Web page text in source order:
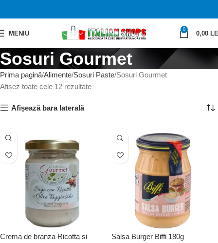
MENIU
0
0,00
Sosuri Gourmet
Prima pagină Alimente Sosuri Paste Sosuri Gourmet
Afișez toate cele 12 rezultate
Afișează bara laterală
Crema de branza Ricotta si
Salsa Burger Biffi 180g